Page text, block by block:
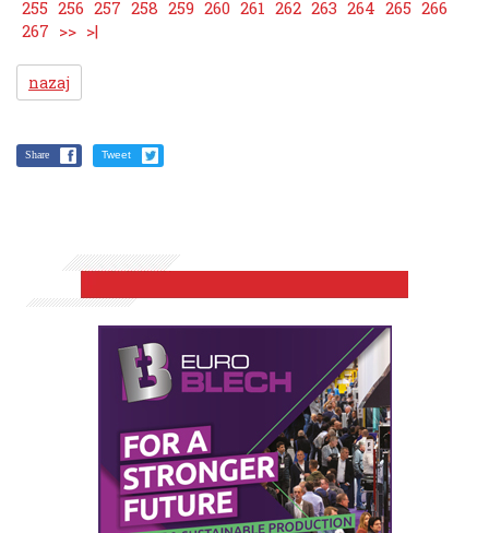
255 256 257 258 259 260 261 262 263 264 265 266
267 >> >|
nazaj
Share Tweet